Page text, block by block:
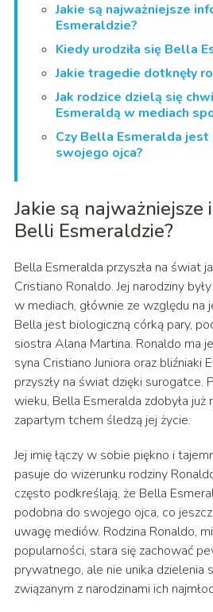
Jakie są najważniejsze
Esmeraldzie?
Kiedy urodziła się Bella
Jakie tragedie dotknęły
Jak rodzice dzielą się
Esmeraldą w mediach
Czy Bella Esmeralda
swojego ojca?
Jakie są najważniejsze
Belli Esmeraldzie?
Bella Esmeralda przyszła na świat
Cristiano Ronaldo. Jej narodziny
w mediach, głównie ze względu na
Bella jest biologiczną córką pary,
siostra Alana Martina. Ronaldo ma
syna Cristiano Juniora oraz bliźniaki
przyszły na świat dzięki surogatce.
wieku, Bella Esmeralda zdobyła już
zapartym tchem śledzą jej życie.
Jej imię łączy w sobie piękno i
pasuje do wizerunku rodziny
często podkreślają, że Bella
podobna do swojego ojca, co
uwagę mediów. Rodzina Ronaldo,
popularności, stara się zachować
prywatnego, ale nie unika dzielenia
związanym z narodzinami ich